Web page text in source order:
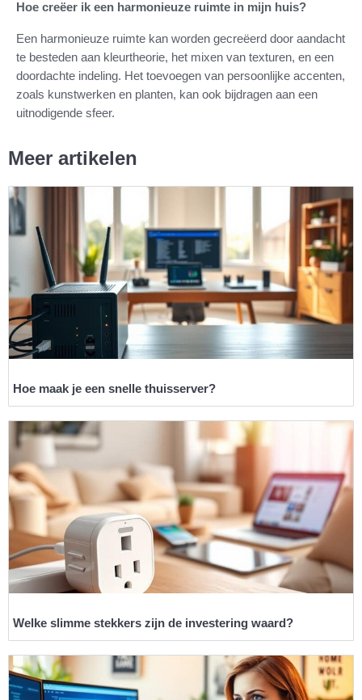
Hoe creëer ik een harmonieuze ruimte in mijn huis?
Een harmonieuze ruimte kan worden gecreëerd door aandacht
te besteden aan kleurtheorie, het mixen van texturen, en een
doordachte indeling. Het toevoegen van persoonlijke accenten,
zoals kunstwerken en planten, kan ook bijdragen aan een
uitnodigende sfeer.
Meer artikelen
Hoe maak je een snelle thuisserver?
Welke slimme stekkers zijn de investering waard?